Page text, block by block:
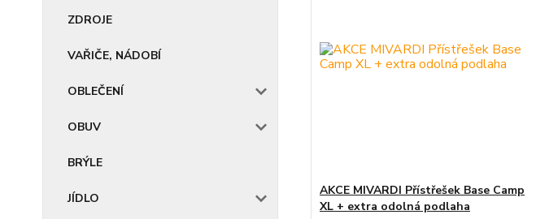
ZDROJE
VAŘIČE, NÁDOBÍ
OBLEČENÍ
OBUV
BRÝLE
JÍDLO
AKCE MIVARDI Přístřešek Base Camp
XL + extra odolná podlaha